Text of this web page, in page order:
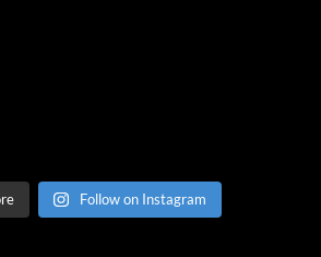
Follow on Instagram